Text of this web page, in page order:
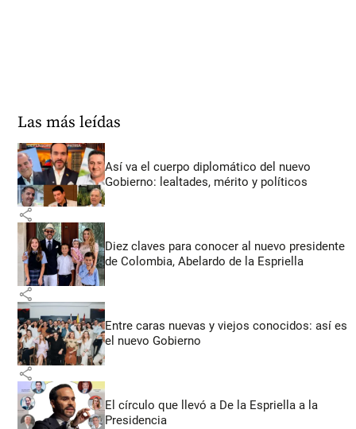
Las más leídas
Así va el cuerpo diplomático del nuevo
Gobierno: lealtades, mérito y políticos
share
Diez claves para conocer al nuevo presidente
de Colombia, Abelardo de la Espriella
share
Entre caras nuevas y viejos conocidos: así es
el nuevo Gobierno
share
El círculo que llevó a De la Espriella a la
Presidencia